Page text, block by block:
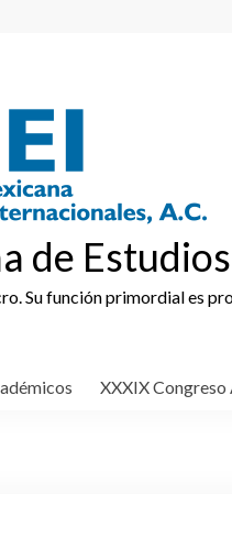
de
Su función primordial es
XXXIX Congreso